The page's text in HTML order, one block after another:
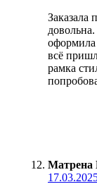
Заказала
оформила
всё
рамка
Матрена